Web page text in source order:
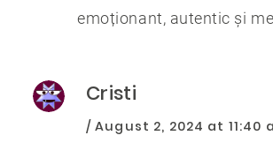
emoționant, autentic și
Cristi
August 2, 2024 at 11:40